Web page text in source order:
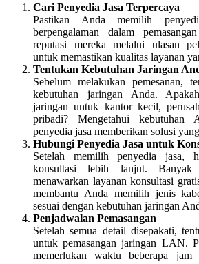
Cari Penyedia Jasa Terpercaya
Pastikan Anda memilih
berpengalaman dalam
reputasi mereka melalui ulasan
untuk memastikan kualitas layanan
Tentukan Kebutuhan Jaringan
Sebelum melakukan pemesanan,
kebutuhan jaringan Anda.
jaringan untuk kantor kecil,
pribadi? Mengetahui kebutuhan
penyedia jasa memberikan solusi
Hubungi Penyedia Jasa untuk
Setelah memilih penyedia jasa,
konsultasi lebih lanjut.
menawarkan layanan konsultasi
membantu Anda memilih jenis
sesuai dengan kebutuhan jaringan
Penjadwalan Pemasangan
Setelah semua detail disepakati,
untuk pemasangan jaringan LAN.
memerlukan waktu beberapa jam